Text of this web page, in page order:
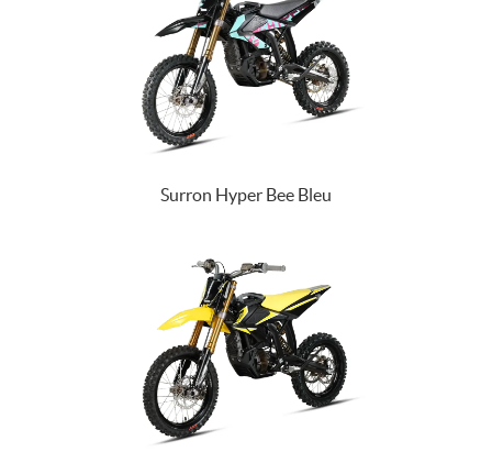
Surron Hyper Bee Bleu